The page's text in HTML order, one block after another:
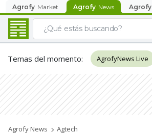
Agrofy Market Agrofy News Agrofy
Temas del momento: AgrofyNews Live
Agrofy News Agtech